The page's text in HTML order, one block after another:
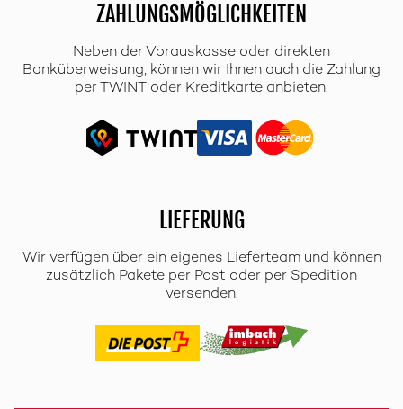
ZAHLUNGSMÖGLICHKEITEN
Neben der Vorauskasse oder direkten
Banküberweisung, können wir Ihnen auch die Zahlung
per TWINT oder Kreditkarte anbieten.
LIEFERUNG
Wir verfügen über ein eigenes Lieferteam und können
zusätzlich Pakete per Post oder per Spedition
versenden.